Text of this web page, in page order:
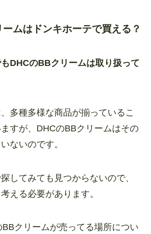
ムはドンキホーテで買える？
もDHCのBBクリームは取り扱って
多種多様な商品が揃っているこ
すが、DHCのBBクリームはその
ないのです。
してみても見つからないので、
える必要があります。
クリームが売ってる場所につい